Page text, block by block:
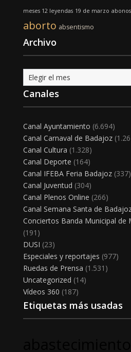
meses 12 leyendas 19 de marzo abonos
aborto absentismo
Archivo
Archivo
Canales
Canal Ayuntamiento (6.694)
Canal Carnaval de Badajoz
Canal Cultura (1.328)
Canal Deporte (164)
Canal IFEBA Feria Badajoz(337)
Canal Juventud (304)
Canal Plenos Online (266)
Canal Semana Santa de
Conciertos Banda Municipal de
(191)
DUSI (23)
Especiales y reportajes (977)
Ruedas de Prensa (1.531)
Uncategorized (14)
Vídeos 360 (187)
Etiquetas más usadas